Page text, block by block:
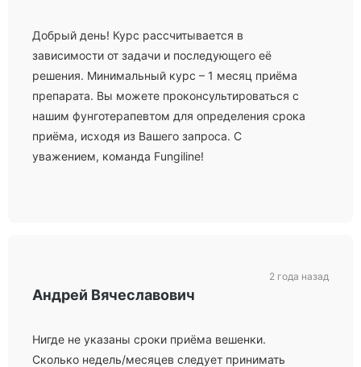
Добрый день! Курс рассчитывается в
зависимости от задачи и последующего её
решения. Минимальный курс – 1 месяц приёма
препарата. Вы можете проконсультироваться с
нашим фунготерапевтом для определения срока
приёма, исходя из Вашего запроса. С
уважением, команда Fungiline!
Андрей Вячеславович
Нигде не указаны сроки приёма вешенки.
Сколько недель/месяцев следует принимать
2 года назад